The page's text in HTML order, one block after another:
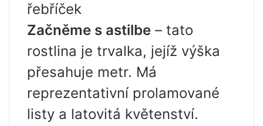
řebříček
Začněme s astilbe – tato
rostlina je trvalka, jejíž výška
přesahuje metr. Má
reprezentativní prolamované
listy a latovitá květenství.